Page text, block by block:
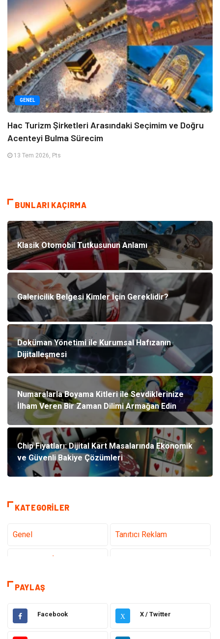
GENEL
Hac Turizm Şirketleri Arasındaki Seçimim ve Doğru
Acenteyi Bulma Sürecim
13 Tem 2026, Pts
BUNLARI KAÇIRMA
Klasik Otomobil Tutkusunun Anlamı
Galericilik Belgesi Kimler İçin Gereklidir?
Doküman Yönetimi ile Kurumsal Hafızanın
Dijitalleşmesi
Numaralarla Boyama Kitleri ile Sevdiklerinize
İlham Veren Bir Zaman Dilimi Armağan Edin
Chip Fiyatları: Dijital Kart Masalarında Ekonomik
ve Güvenli Bakiye Çözümleri
KATEGORILER
Genel Tanıtıcı Reklam
teknoloji
Hukuk Giyim
Elektronik Makine
PAYLAŞ
Facebook X X / Twitter